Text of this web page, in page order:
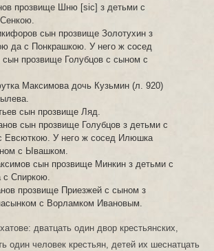
прозвище Шню [sic] з детьми с
сын прозвище Золотухин з
да с Понкрашкою. У него ж сосед
прозвище Голубцов с сыном с
Максимова дочь Кузьмин (л. 920)
сын прозвище Ляд.
сын прозвище Голубцов з детьми с
Евсюткою. У него ж сосед Илюшка
с Ывашком.
сын прозвище Минкин з детьми с
Спиркою.
прозвище Приезжей с сыном з
с Ворламком Ивановым.
дватцать один двор крестьянских,
один человек крестьян, детей их шеснатцать